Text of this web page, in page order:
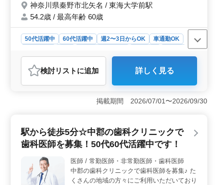
費全額支給♪ ◎50代以上のベテラン層歓迎！
豊富な知識と経験を活かしてぜひ一緒にお仕
神奈川県秦野市北矢名 / 東海大学前駅
54.2歳 / 最高年齢 60歳
50代活躍中 60代活躍中 週2〜3日からOK
車通勤OK
アルバイト・パート
おすすめポイント
＜中高年優遇＞ 中高年の経験豊かな歯科医師を歓迎し
ています。勤務日数については柔軟に相談可能で、経験
を活かして充実した医療サービス提供が期待できま
以上のベテラン層が活躍する環境で、知識や経験を生か
してスキルアップが可能です。 ＜働きやすさと交通
休暇も確保。交通費は全額支給され、車通勤も可能。福
利厚生も整っており、働きながら生活の安定を図れる環
境が整っています。
検討リスト に追加 詳しく見る
掲載期間 2026/07/01〜2026/09/30
駅から徒歩5分☆中郡の歯科クリニックで
歯科医師を募集！50代60代活躍中です！
医師 / 常勤医師・非常勤医師・歯科医師
中郡の歯科クリニックで歯科医師を募集♪ た
くさんの地域の方々にご利用いただいており